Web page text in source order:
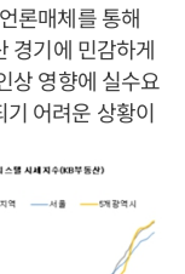
론매체를 통해
경기에 민감하게
상 영향에 실수요
어려운 상황이